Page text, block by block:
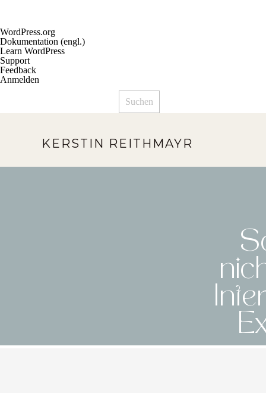
Über
WordPress
WordPress.org
Dokumentation (engl.)
Learn WordPress
Support
Feedback
Anmelden
Suchen
KERSTIN REITHMAYR